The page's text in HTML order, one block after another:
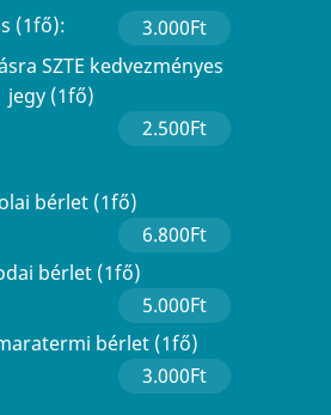
(1fő):
3.000Ft
SZTE kedvezményes
jegy (1fő)
2.500Ft
bérlet (1fő)
6.800Ft
bérlet (1fő)
5.000Ft
bérlet (1fő)
3.000Ft